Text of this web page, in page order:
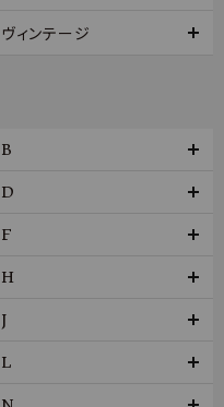
ヴィンテージ
B
D
F
H
J
L